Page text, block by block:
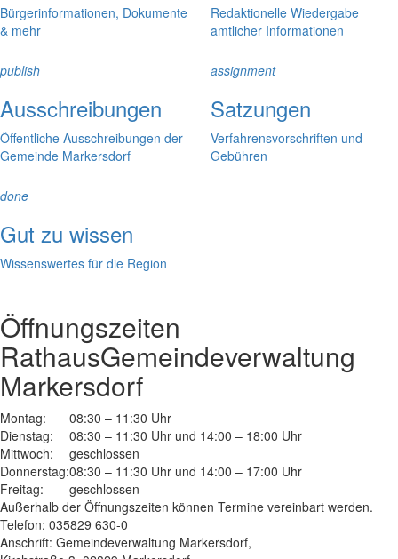
Bürgerinformationen, Dokumente
& mehr
Redaktionelle Wiedergabe
amtlicher Informationen
publish
Ausschreibungen
Öffentliche Ausschreibungen der
Gemeinde Markersdorf
assignment
Satzungen
Verfahrensvorschriften und
Gebühren
done
Gut zu wissen
Wissenswertes für die Region
Öffnungszeiten
RathausGemeindeverwaltung
Markersdorf
Montag:
08:30 – 11:30 Uhr
Dienstag:
08:30 – 11:30 Uhr und 14:00 – 18:00 Uhr
Mittwoch:
geschlossen
Donnerstag:08:30 – 11:30 Uhr und 14:00 – 17:00 Uhr
Freitag:
geschlossen
Außerhalb der Öffnungszeiten können Termine vereinbart werden.
Telefon: 035829 630-0
Anschrift: Gemeindeverwaltung Markersdorf,